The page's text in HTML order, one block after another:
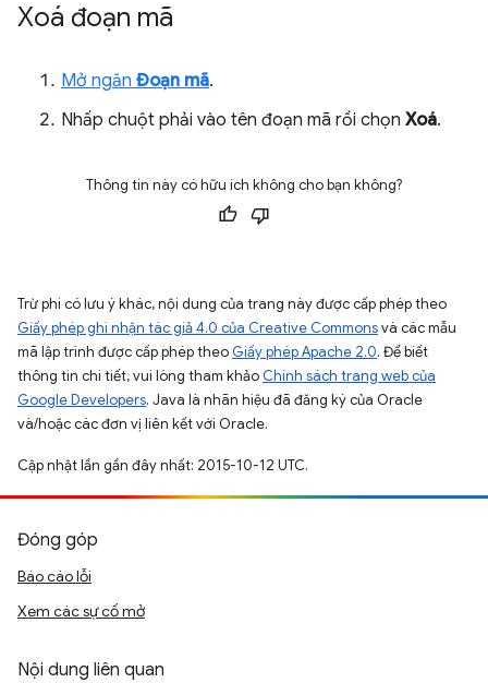
Xoá đoạn mã
Mở ngăn Đoạn mã.
Nhấp chuột phải vào tên đoạn mã rồi chọn Xoá.
Thông tin này có hữu ích không cho bạn không?
Trừ phi có lưu ý khác, nội dung của trang này được cấp phép theo
Giấy phép ghi nhận tác giả 4.0 của Creative Commonsvà các mẫu
mã lập trình được cấp phép theo Giấy phép Apache 2.0. Để biết
thông tin chi tiết, vui lòng tham khảo Chính sách trang web của
Google Developers. Java là nhãn hiệu đã đăng ký của Oracle
và/hoặc các đơn vị liên kết với Oracle.
Cập nhật lần gần đây nhất: 2015-10-12 UTC.
Đóng góp
Báo cáo lỗi
Xem các sự cố mở
Nội dung liên quan